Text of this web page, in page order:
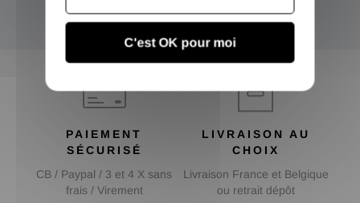
OK
PAIEMENT
SÉCURISÉ
CB / Paypal / 3 et 4 X sans
frais / Virement
LIVRAISON AU
CHOIX
Livraison France et Belgique
ou retrait dépôt
C'est OK pour moi